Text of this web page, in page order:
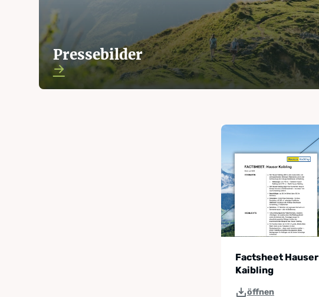
Pressebilder
Factsheet Hauser
Kaibling
öffnen